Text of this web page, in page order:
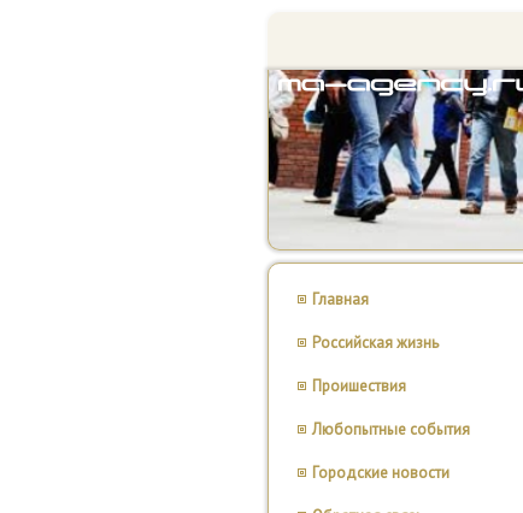
Главная
Российская жизнь
Проишествия
Любопытные события
Городские новости